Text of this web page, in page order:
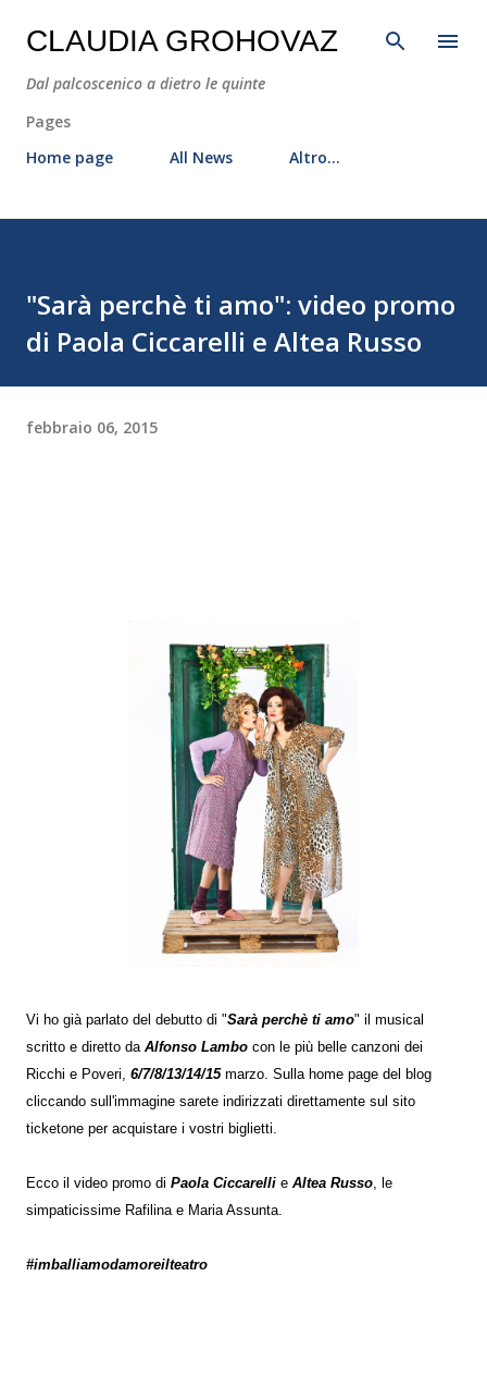
Passa ai contenuti principali
CLAUDIA GROHOVAZ
Dal palcoscenico a dietro le quinte
Pages
Home page
All News Altro…
"Sarà perchè ti amo": video promo
di Paola Ciccarelli e Altea Russo
febbraio 06, 2015
Vi ho già parlato del debutto di "Sarà perchè ti amo" il musical
scritto e diretto da Alfonso Lambo con le più belle canzoni dei
Ricchi e Poveri, 6/7/8/13/14/15 marzo. Sulla home page del blog
cliccando sull'immagine sarete indirizzati direttamente sul sito
ticketone per acquistare i vostri biglietti.
Ecco il video promo di Paola Ciccarelli e Altea Russo, le
simpaticissime Rafilina e Maria Assunta.
#imballiamodamoreilteatro